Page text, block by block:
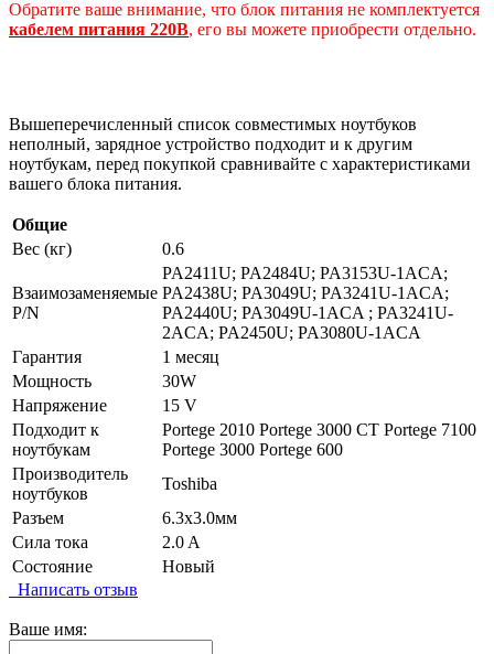
Обратите ваше внимание, что блок питания не комплектуется
кабелем питания 220В, его вы можете приобрести отдельно.
Вышеперечисленный список совместимых ноутбуков
неполный, зарядное устройство подходит и к другим
ноутбукам, перед покупкой сравнивайте с характеристиками
вашего блока питания.
Общие
Вес (кг)
0.6
Взаимозаменяемые
P/N
PA2411U; PA2484U; PA3153U-1ACA;
PA2438U; PA3049U; PA3241U-1ACA;
PA2440U; PA3049U-1ACA ; PA3241U-
2ACA; PA2450U; PA3080U-1ACA
Гарантия
1 месяц
Мощность
30W
Напряжение
15 V
Подходит к
ноутбукам
Portege 2010 Portege 3000 CT Portege 7100
Portege 3000 Portege 600
Производитель
ноутбуков
Toshiba
Разъем
6.3x3.0мм
Сила тока
2.0 A
Состояние
Новый
Написать отзыв
Ваше имя: